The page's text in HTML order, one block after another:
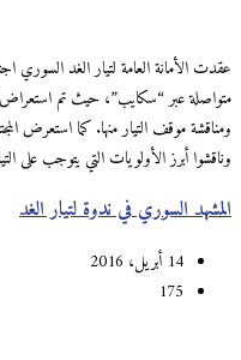
عقدت الأمانة العامة لتيار الغد
متواصلة عبر “سكايب”، حيث تم استعراض
ومناقشة موقف التيار منها. كما استعرض
وناقشوا أبرز الأولويات التي يتوجب على
المشهد السوري في ندوة لتيار الغد
14 أبريل، 2016
175